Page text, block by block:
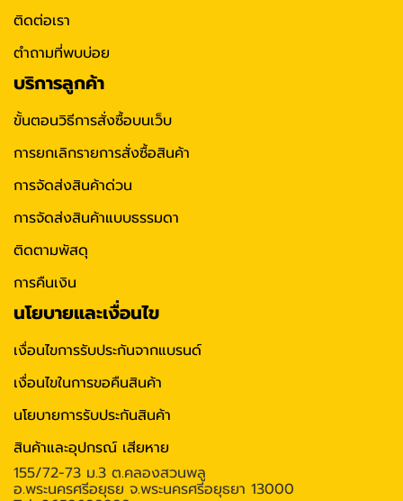
ติดต่อเรา
ตำถามที่พบบ่อย
บริการลูกค้า
ขั้นตอนวิธีการสั่งซื้อบนเว็บ
การยกเลิกรายการสั่งซื้อสินค้า
การจัดส่งสินค้าด่วน
การจัดส่งสินค้าแบบธรรมดา
ติดตามพัสดุ
การคืนเงิน
นโยบายและเงื่อนไข
เงื่อนไขการรับประกันจากแบรนด์
เงื่อนไขในการขอคืนสินค้า
นโยบายการรับประกันสินค้า
สินค้าและอุปกรณ์ เสียหาย
155/72-73 ม.3 ต.คลองสวนพลู
อ.พระนครศรีอยุธย จ.พระนครศรีอยุธยา 13000